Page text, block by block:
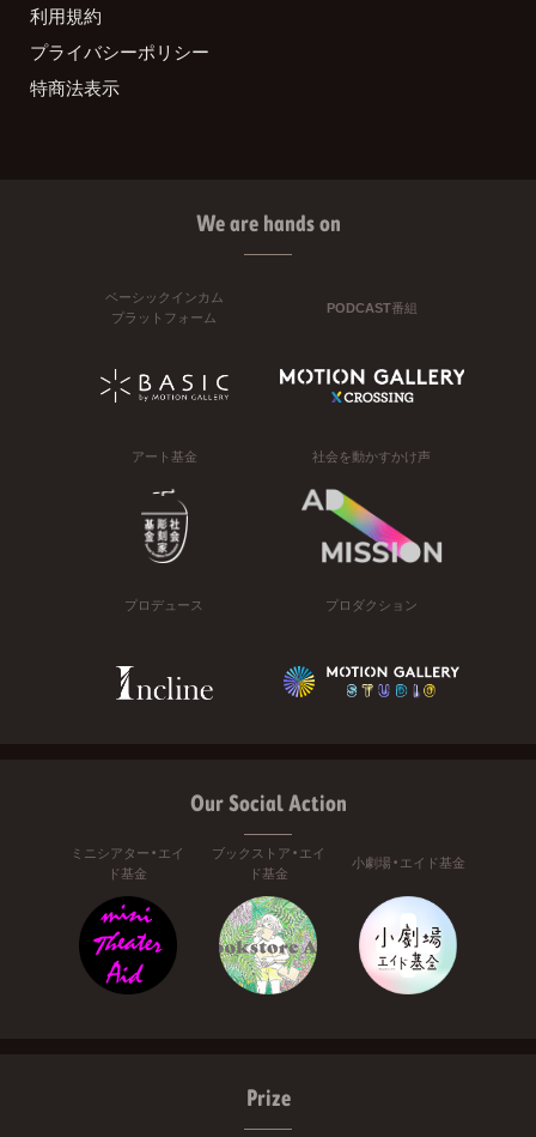
利用規約
プライバシーポリシー
特商法表示
We are hands on
ベーシックインカム
プラットフォーム
PODCAST番組
アート基金 社会を動かすかけ声
プロデュース プロダクション
Our Social Action
ミニシアター・エイ
ド基金
ブックストア・エイ
ド基金
小劇場・エイド基金
Prize